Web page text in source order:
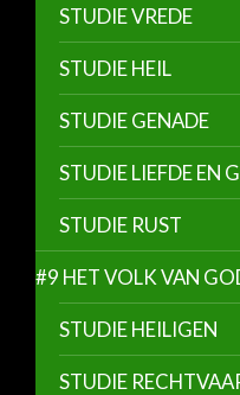
STUDIE VREDE
STUDIE HEIL
STUDIE GENADE
STUDIE LIEFDE EN
STUDIE RUST
#9 HET VOLK VAN
STUDIE HEILIGEN
STUDIE